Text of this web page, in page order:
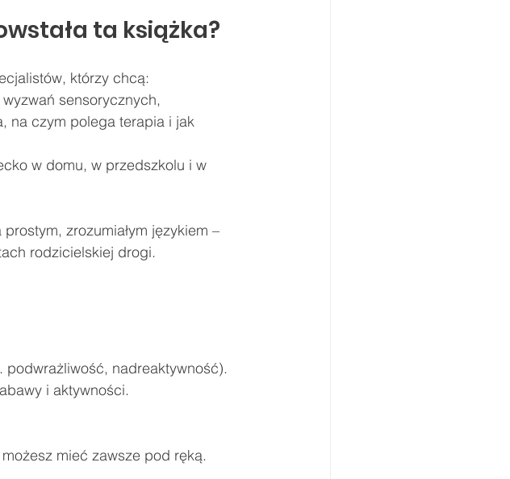
ta książka?
którzy chcą:
sensorycznych,
na czym polega terapia i jak
w domu, w przedszkolu i w
zrozumiałym językiem –
rodzicielskiej drogi.
nadreaktywność).
i aktywności.
mieć zawsze pod ręką.